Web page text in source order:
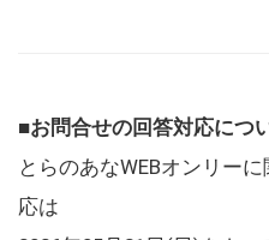
■お問合せの回答対応につ
とらのあなWEBオンリー
応は